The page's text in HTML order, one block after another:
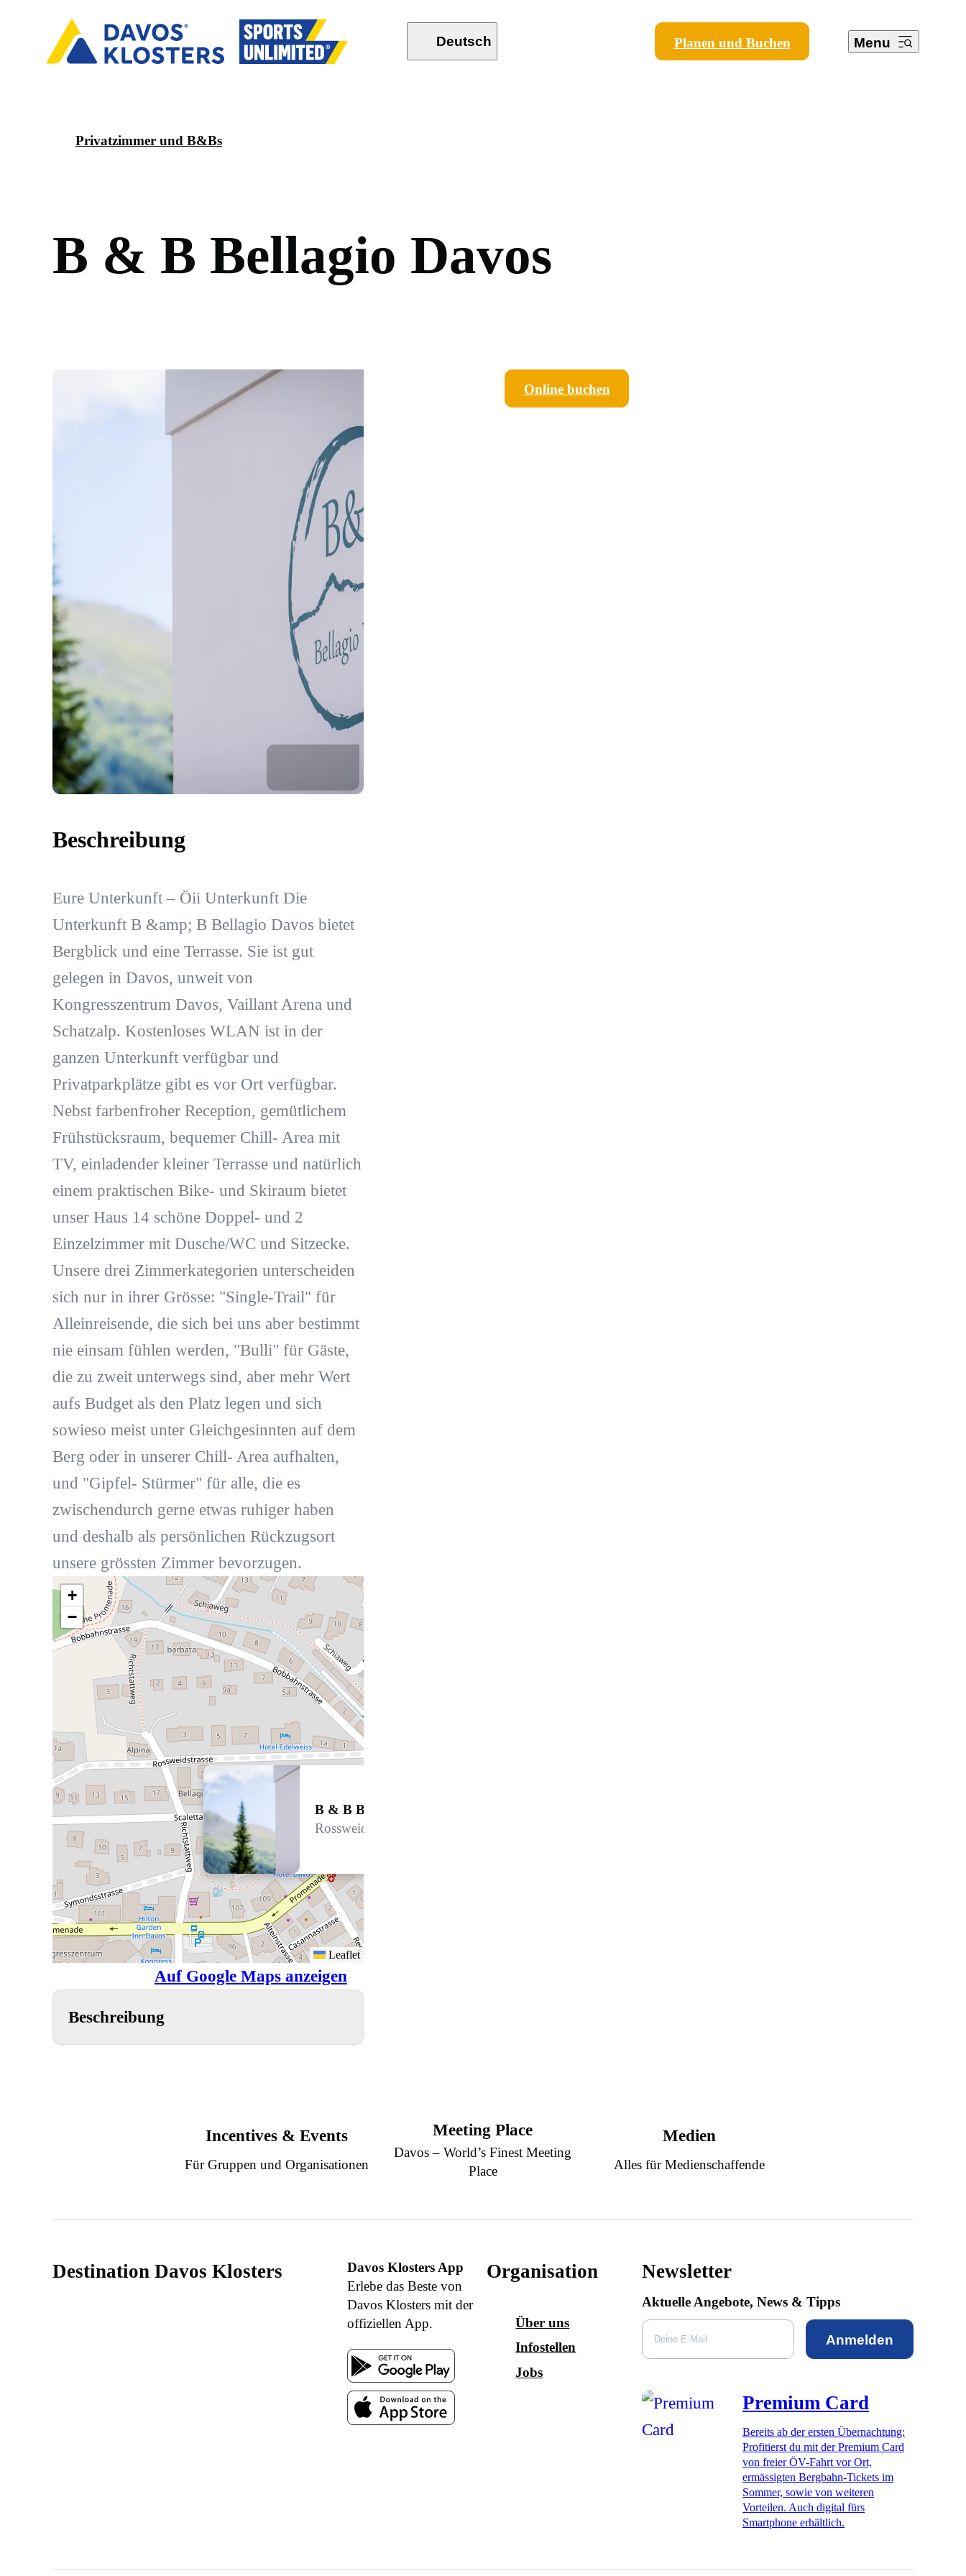
Deutsch Planen und Buchen Menu
Privatzimmer und B&Bs
B & B Bellagio Davos
Beschreibung
Eure Unterkunft – Öii Unterkunft Die
Unterkunft B &amp; B Bellagio Davos bietet
Bergblick und eine Terrasse. Sie ist gut
gelegen in Davos, unweit von
Kongresszentrum Davos, Vaillant Arena und
Schatzalp. Kostenloses WLAN ist in der
ganzen Unterkunft verfügbar und
Privatparkplätze gibt es vor Ort verfügbar.
Nebst farbenfroher Reception, gemütlichem
Frühstücksraum, bequemer Chill- Area mit
TV, einladender kleiner Terrasse und natürlich
einem praktischen Bike- und Skiraum bietet
unser Haus 14 schöne Doppel- und 2
Einzelzimmer mit Dusche/WC und Sitzecke.
Unsere drei Zimmerkategorien unterscheiden
sich nur in ihrer Grösse: "Single-Trail" für
Alleinreisende, die sich bei uns aber bestimmt
nie einsam fühlen werden, "Bulli" für Gäste,
die zu zweit unterwegs sind, aber mehr Wert
aufs Budget als den Platz legen und sich
sowieso meist unter Gleichgesinnten auf dem
Berg oder in unserer Chill- Area aufhalten,
und "Gipfel- Stürmer" für alle, die es
zwischendurch gerne etwas ruhiger haben
und deshalb als persönlichen Rückzugsort
unsere grössten Zimmer bevorzugen.
B & B Bellagio Davos
Rossweidstrasse 4, 7270 Davos Platz
+
−
Leaflet
Auf Google Maps anzeigen
Beschreibung
Online buchen
Incentives & Events
Für Gruppen und Organisationen
Meeting Place
Davos – World’s Finest Meeting
Place
Medien
Alles für Medienschaffende
Destination Davos Klosters
Davos Klosters App
Erlebe das Beste von
Davos Klosters mit der
offiziellen App.
Organisation
Über uns
Infostellen
Jobs
Newsletter
Aktuelle Angebote, News & Tipps
Anmelden
Premium Card
Bereits ab der ersten Übernachtung:
Profitierst du mit der Premium Card
von freier ÖV-Fahrt vor Ort,
ermässigten Bergbahn-Tickets im
Sommer, sowie von weiteren
Vorteilen. Auch digital fürs
Smartphone erhältlich.